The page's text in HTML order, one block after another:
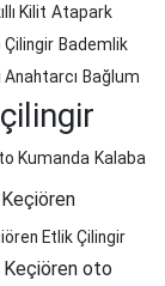
Kilit Atapark
Bademlik
Anahtarcı Bağlum
Kumanda Kalaba
Keçiören
Etlik Çilingir
Keçiören oto